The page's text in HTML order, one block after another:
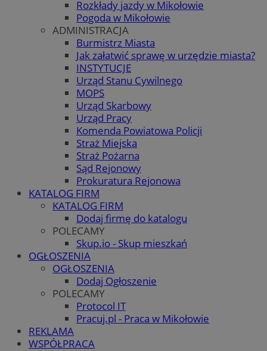
Rozkłady jazdy w Mikołowie
Pogoda w Mikołowie
ADMINISTRACJA
Burmistrz Miasta
Jak załatwić sprawę w urzędzie miasta?
INSTYTUCJE
Urząd Stanu Cywilnego
MOPS
Urząd Skarbowy
Urząd Pracy
Komenda Powiatowa Policji
Straż Miejska
Straż Pożarna
Sąd Rejonowy
Prokuratura Rejonowa
KATALOG FIRM
KATALOG FIRM
Dodaj firmę do katalogu
POLECAMY
Skup.io - Skup mieszkań
OGŁOSZENIA
OGŁOSZENIA
Dodaj Ogłoszenie
POLECAMY
Protocol IT
Pracuj.pl - Praca w Mikołowie
REKLAMA
WSPÓŁPRACA